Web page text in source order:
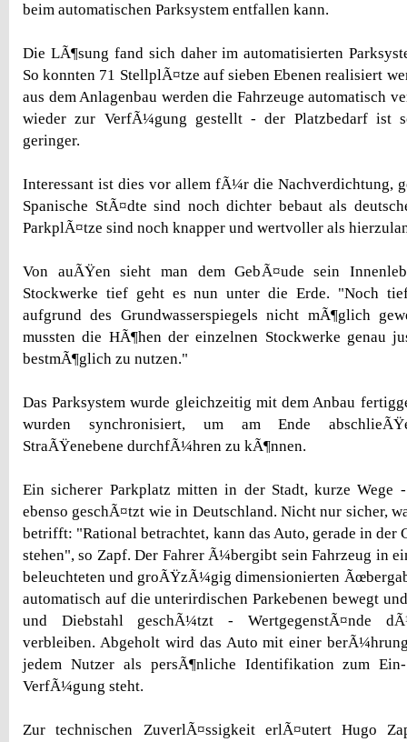
beim automatischen Parksystem entfallen kann.
Die LÃ¶sung fand sich daher im automatisierten
So konnten 71 StellplÃ¤tze auf sieben Ebenen realisiert
aus dem Anlagenbau werden die Fahrzeuge automatisch
wieder zur VerfÃ¼gung gestellt - der Platzbedarf ist
geringer.
Interessant ist dies vor allem fÃ¼r die Nachverdichtung,
Spanische StÃ¤dte sind noch dichter bebaut als
ParkplÃ¤tze sind noch knapper und wertvoller als
Von auÃŸen sieht man dem GebÃ¤ude sein
Stockwerke tief geht es nun unter die Erde. "Noch
aufgrund des Grundwasserspiegels nicht mÃ¶glich
mussten die HÃ¶hen der einzelnen Stockwerke genau
bestmÃ¶glich zu nutzen."
Das Parksystem wurde gleichzeitig mit dem Anbau
wurden synchronisiert, um am Ende
StraÃŸenebene durchfÃ¼hren zu kÃ¶nnen.
Ein sicherer Parkplatz mitten in der Stadt, kurze Wege
ebenso geschÃ¤tzt wie in Deutschland. Nicht nur sicher,
betrifft: "Rational betrachtet, kann das Auto, gerade in der
stehen", so Zapf. Der Fahrer Ã¼bergibt sein Fahrzeug in
beleuchteten und groÃŸzÃ¼gig dimensionierten
automatisch auf die unterirdischen Parkebenen bewegt
und Diebstahl geschÃ¼tzt - WertgegenstÃ¤nde
verbleiben. Abgeholt wird das Auto mit einer
jedem Nutzer als persÃ¶nliche Identifikation zum
VerfÃ¼gung steht.
Zur technischen ZuverlÃ¤ssigkeit erlÃ¤utert Hugo